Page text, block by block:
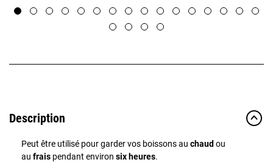
Description
Peut être utilisé pour garder vos boissons au chaud ou
au frais pendant environ six heures.